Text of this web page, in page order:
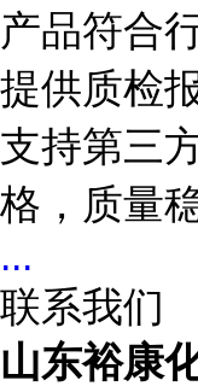
产品符合
提供质检报
支持第三
格，质量
...
联系我们
山东裕康